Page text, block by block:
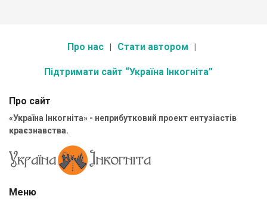
Про нас Стати автором
Підтримати сайт “Україна Інкогніта”
Про сайт
«Україна Інкогніта» - неприбутковий проект ентузіастів
краєзнавства.
Меню